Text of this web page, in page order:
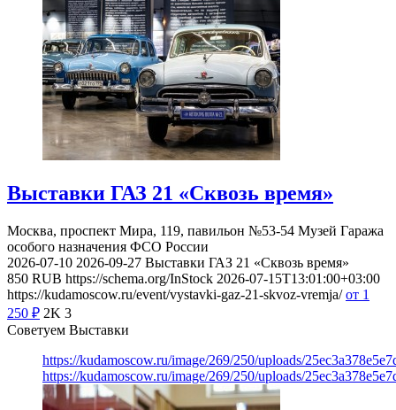
Выставки ГАЗ 21 «Сквозь время»
Москва, проспект Мира, 119, павильон №53-54 Музей Гаража
особого назначения ФСО России
2026-07-10 2026-09-27 Выставки ГАЗ 21 «Сквозь время»
850 RUB https://schema.org/InStock 2026-07-15T13:01:00+03:00
https://kudamoscow.ru/event/vystavki-gaz-21-skvoz-vremja/ от 1
250 ₽ 2K 3
Советуем Выставки
https://kudamoscow.ru/image/269/250/uploads/
https://kudamoscow.ru/image/269/250/uploads/